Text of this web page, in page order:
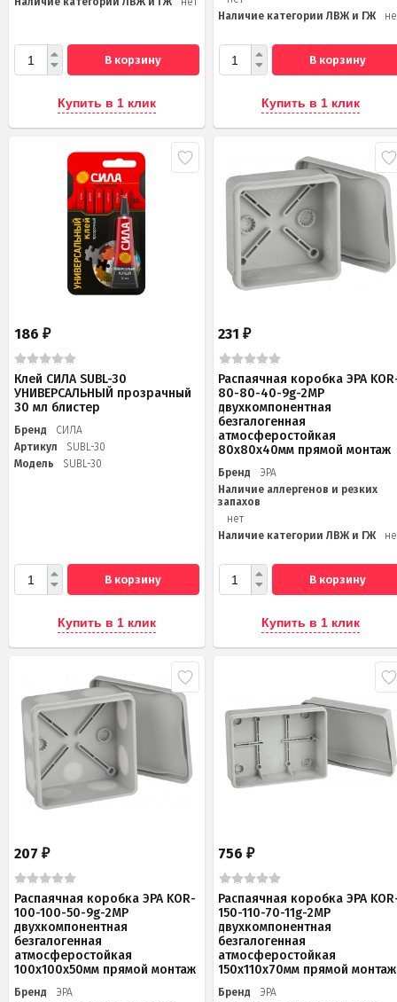
В корзину
Купить в 1 клик
Наличие категории ЛВЖ и ГЖ
В корзину
Купить в 1 клик
186 ₽
Клей СИЛА SUBL-30
УНИВЕРСАЛЬНЫЙ прозрачный
30 мл блистер
Бренд
СИЛА
Артикул
SUBL-30
Модель
SUBL-30
В корзину
Купить в 1 клик
231₽
Распаячная коробка ЭРА
80-80-40-9g-2MP
двухкомпонентная
безгалогенная
атмосферостойкая
80х80х40мм прямой монтаж
Бренд
ЭРА
Наличие аллергенов и резких
запахов
нет
Наличие категории ЛВЖ и ГЖ
В корзину
Купить в 1 клик
207 ₽
Распаячная коробка ЭРА KOR-
100-100-50-9g-2MP
двухкомпонентная
безгалогенная
атмосферостойкая
100х100х50мм прямой монтаж
Бренд
ЭРА
756₽
Распаячная коробка ЭРА
150-110-70-11g-2MP
двухкомпонентная
безгалогенная
атмосферостойкая
150х110х70мм прямой монтаж
Бренд
ЭРА